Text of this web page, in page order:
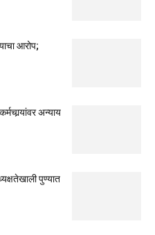
आरोप;
अन्याय
पुण्यात